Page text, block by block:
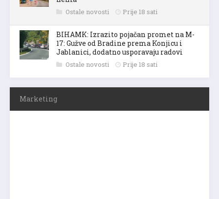
Ostale novosti Prije 18 sati
BIHAMK: Izrazito pojačan promet na M-
17: Gužve od Bradine prema Konjicu i
Jablanici, dodatno usporavaju radovi
Ostale novosti Prije 18 sati
Marketing